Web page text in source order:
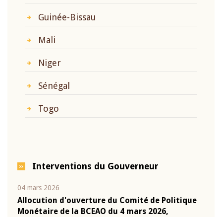
Guinée-Bissau
Mali
Niger
Sénégal
Togo
Interventions du Gouverneur
04 mars 2026
Allocution d'ouverture du Comité de Politique
Monétaire de la BCEAO du 4 mars 2026,